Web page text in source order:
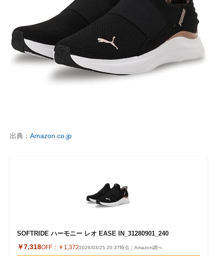
出典： Amazon.co.jp
SOFTRIDE ハーモニー レオ EASE IN_31280901_240
￥7,318OFF： ￥1,3722026/03/25 20:37時点｜Amazon調べ